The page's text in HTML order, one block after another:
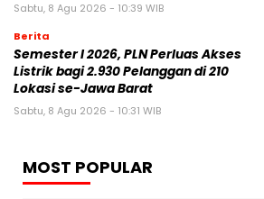
Sabtu, 8 Agu 2026 - 10:39 WIB
Berita
Semester I 2026, PLN Perluas Akses
Listrik bagi 2.930 Pelanggan di 210
Lokasi se-Jawa Barat
Sabtu, 8 Agu 2026 - 10:31 WIB
MOST POPULAR